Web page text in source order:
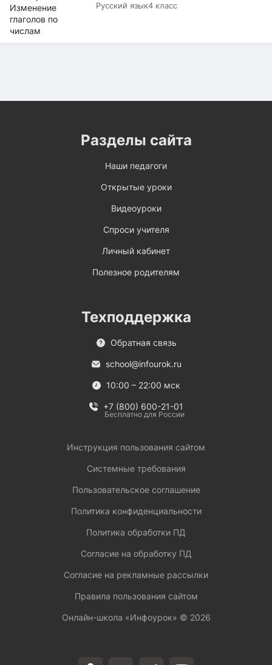
Русский язык4 класс
Разделы сайта
Наши педагоги
Открытые уроки
Видеоуроки
Спроси учителя
Личный кабинет
Полезное родителям
Техподдержка
Обратная связь
school@infourok.ru
10:00 – 22:00 мск
+7 (800) 600-21-01
Бесплатно для России
Инструкция пользования сайтом
Системные требования
Пользовательское соглашение
Политика конфиденциальности
Политика обработки ПД
Согласие на обработку ПД
Согласие на рекламные рассылки
Правила пользования сайтом
Онлайн-школа «Инфоурок» © 2026